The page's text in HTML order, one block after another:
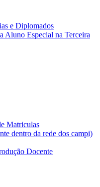
e Diplomados
Aluno Especial na Terceira
Matriculas
dentro da rede dos campi)
Docente